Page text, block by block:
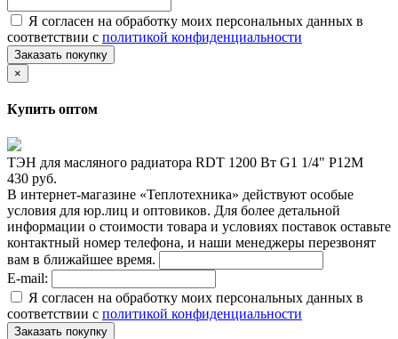
Я согласен на обработку моих персональных данных в
соответствии с политикой конфиденциальности
Заказать покупку
×
Купить оптом
ТЭН для масляного радиатора RDT 1200 Вт G1 1/4" Р12М
430 руб.
В интернет-магазине «Теплотехника» действуют особые
условия для юр.лиц и оптовиков. Для более детальной
информации о стоимости товара и условиях поставок оставьте
контактный номер телефона, и наши менеджеры перезвонят
вам в ближайшее время.
E-mail:
Я согласен на обработку моих персональных данных в
соответствии с политикой конфиденциальности
Заказать покупку